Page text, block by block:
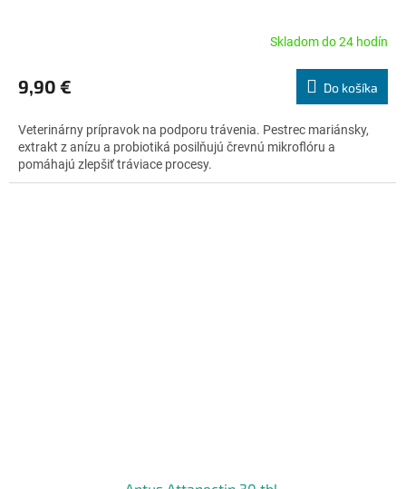
produktu
je
z
5
hviezdičiek.
Skladom do 24 hodín
9,90 € Do košíka
Veterinárny prípravok na podporu trávenia. Pestrec mariánsky,
extrakt z anízu a probiotiká posilňujú črevnú mikroflóru a
pomáhajú zlepšiť tráviace procesy.